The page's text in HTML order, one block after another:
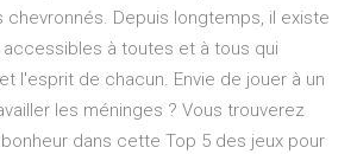
chevronnés. Depuis longtemps, il existe
à toutes et à tous qui
l'esprit de chacun. Envie de jouer à un
les méninges ? Vous trouverez
dans cette Top 5 des jeux pour